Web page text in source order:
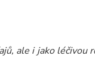
ale i jako